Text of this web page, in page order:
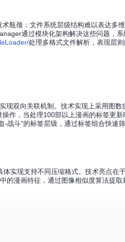
瓶颈：文件系统层级结构难以表达多
通过模块化架构解决这些问题，
处理多格式文件解析，表现层则
实现双向关联机制。技术实现上采用图数
作，当处理100部以上漫画的标签更
斗"的标签层级，通过标签组合快速筛
体实现支持不同压缩格式。技术亮点在
的漫画特征，通过图像相似度算法提取